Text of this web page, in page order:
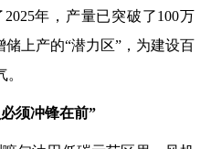
年，产量已突破了100万
上产的“潜力区”，为建设百
须冲锋在前”